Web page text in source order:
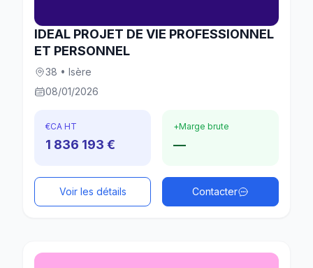
IDEAL PROJET DE VIE PROFESSIONNEL
ET PERSONNEL
38 • Isère
08/01/2026
€CA HT
1 836 193 €
+Marge brute
—
Voir les détails Contacter